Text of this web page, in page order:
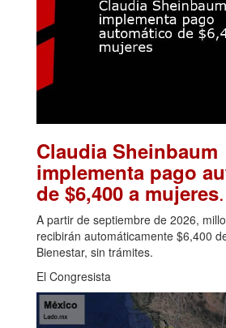
Claudia Sheinbaum
implementa pago
de $6,400 a mujeres
A partir de septiembre de 2026,
recibirán automáticamente $6,400
Bienestar, sin trámites.
El Congresista